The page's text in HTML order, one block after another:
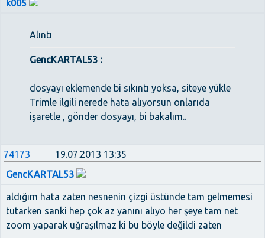
k005
Alıntı
GencKARTAL53 :
dosyayı eklemende bi sıkıntı yoksa, siteye yükle
Trimle ilgili nerede hata alıyorsun onlarıda
işaretle , gönder dosyayı, bi bakalım..
74173
19.07.2013 13:35
GencKARTAL53
aldığım hata zaten nesnenin çizgi üstünde tam gelmemesi
tutarken sanki hep çok az yanını alıyo her şeye tam net
zoom yaparak uğraşılmaz ki bu böyle değildi zaten